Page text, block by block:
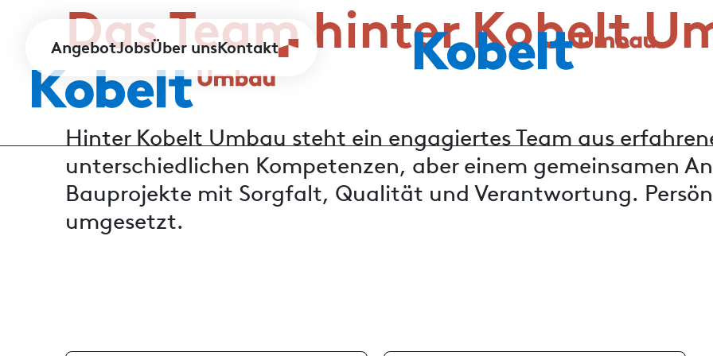
AngebotJobsÜber unsKontakt
Das Team hinter Kobelt
Hinter Kobelt Umbau steht ein engagiertes Team aus
unterschiedlichen Kompetenzen, aber einem gemeinsamen
Bauprojekte mit Sorgfalt, Qualität und Verantwortung.
umgesetzt.